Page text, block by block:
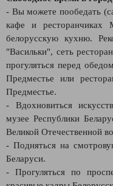
- Вы можете пообедать
кафе и ресторанчиках
белорусскую кухню.
"Васильки", сеть
прогуляться перед
Предместье или
Предместье.
- Вдохновиться
музее Республики
Великой Отечественной
- Подняться на
Беларуси.
- Прогуляться по